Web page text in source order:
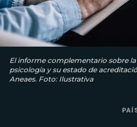
El informe complementario sobre
psicología y su estado de
Aneaes. Foto: Ilustrativa